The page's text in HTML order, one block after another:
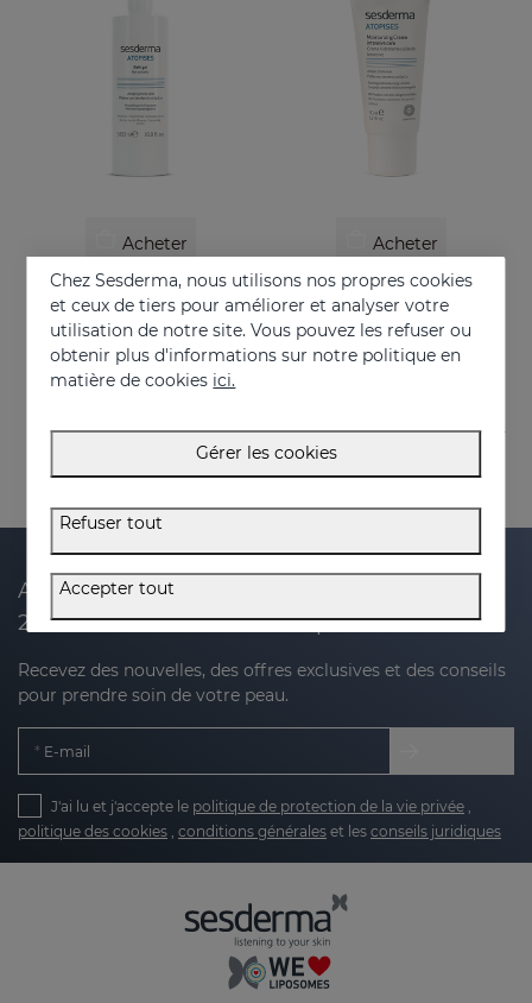
Acheter
ATOPISES Gel De Bain
Pour les peaux à tendance topique
12.95 €
Acheter
26.95 €
Abonnez-vous à notre newsletter et recevez
20 % de réduction sur votre prochain achat
Recevez des nouvelles, des offres exclusives et des conseils
pour prendre soin de votre peau.
E-mail
J'ai lu et j'accepte le politique de protection de la vie privée ,
politique des cookies , conditions générales et les conseils juridiques
Chez Sesderma, nous utilisons nos propres cookies
et ceux de tiers pour améliorer et analyser votre
utilisation de notre site. Vous pouvez les refuser ou
obtenir plus d'informations sur notre politique en
matière de cookies ici.
Gérer les cookies
Refuser tout
Accepter tout